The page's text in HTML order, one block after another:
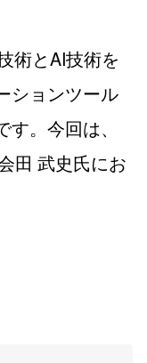
術とAI技術を
ションツール
。今回は、
田 武史氏にお